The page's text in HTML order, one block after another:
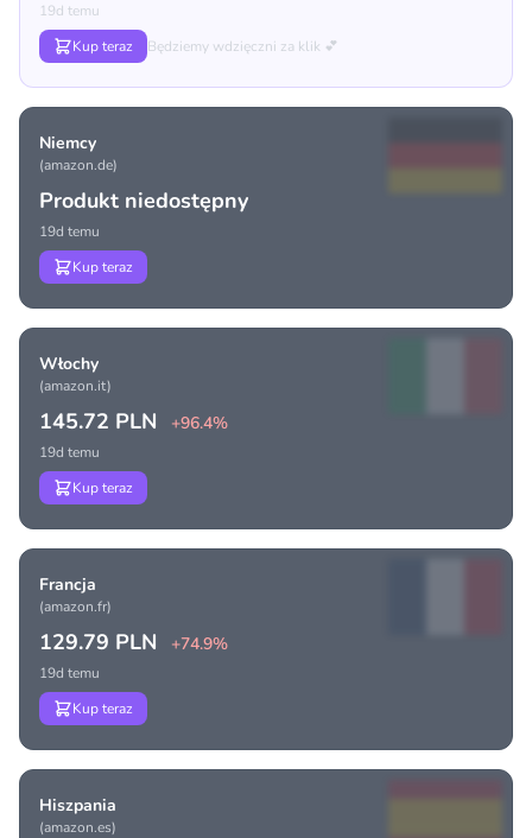
19d temu
Kup teraz
Będziemy wdzięczni za klik 💕
Niemcy
(amazon.de)
Produkt niedostępny
19d temu
Kup teraz
Włochy
(amazon.it)
145.72 PLN +96.4%
19d temu
Kup teraz
Francja
(amazon.fr)
129.79 PLN +74.9%
19d temu
Kup teraz
Hiszpania
(amazon.es)